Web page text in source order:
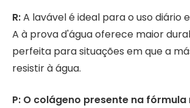
R:A lavável é ideal para o uso diário
A à prova d'água oferece maior
perfeita para situações em que a
resistir à água.
P: O colágeno presente na